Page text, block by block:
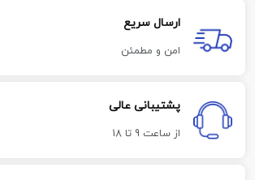
ارسال سریع
امن و مطمئن
پشتیبانی عالی
از ساعت 9 تا 18